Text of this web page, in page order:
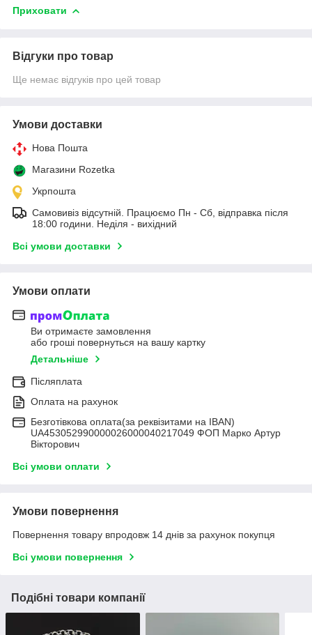
Приховати
Відгуки про товар
Ще немає відгуків про цей товар
Умови доставки
Нова Пошта
Магазини Rozetka
Укрпошта
Самовивіз відсутній. Працюємо Пн - Сб, відправка після
18:00 години. Неділя - вихідний
Всі умови доставки
Умови оплати
Ви отримаєте замовлення
або гроші повернуться на вашу картку
Детальніше
Післяплата
Оплата на рахунок
Безготівкова оплата(за реквізитами на IBAN)
UA453052990000026000040217049 ФОП Марко Артур
Вікторович
Всі умови оплати
Умови повернення
Повернення товару впродовж 14 днів за рахунок покупця
Всі умови повернення
Подібні товари компанії